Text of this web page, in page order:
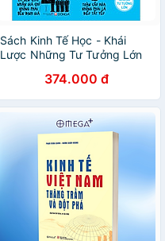
Sách Kinh Tế Học - Khái
Lược Những Tư Tưởng Lớn
374.000 đ